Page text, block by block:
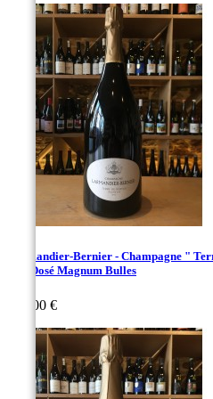
Larmandier-Bernier - Champagne "
Non Dosé Magnum Bulles
174,00 €